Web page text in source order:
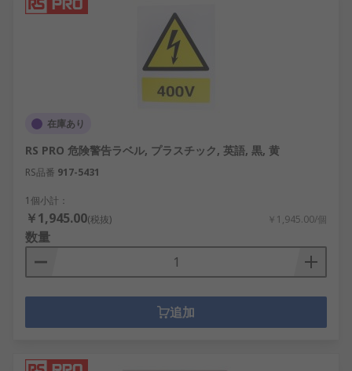
在庫あり
RS PRO 危険警告ラベル, プラスチック, 英語, 黒, 黄
RS品番 917-5431
1個小計：
￥1,945.00(税抜) ￥1,945.00/個
数量
追加